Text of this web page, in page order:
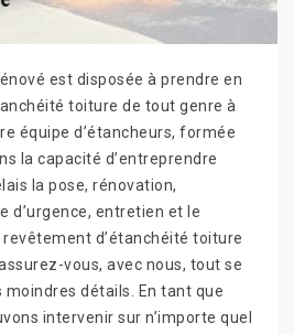
est disposée à prendre en
toiture de tout genre à
équipe d’étancheurs, formée
la capacité d’entreprendre
la pose, rénovation,
d’urgence, entretien et le
d’étanchéité toiture
vous, avec nous, tout se
détails. En tant que
intervenir sur n’importe quel